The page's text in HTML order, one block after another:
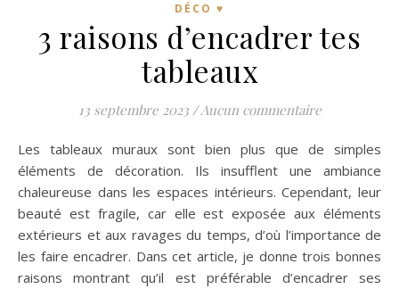
DÉCO ♥
3 raisons d’encadrer tes
tableaux
13 septembre 2023 /Aucun commentaire
Les tableaux muraux sont bien plus que de simples
éléments de décoration. Ils insufflent une ambiance
chaleureuse dans les espaces intérieurs. Cependant, leur
beauté est fragile, car elle est exposée aux éléments
extérieurs et aux ravages du temps, d’où l’importance de
les faire encadrer. Dans cet article, je donne trois bonnes
raisons montrant qu’il est préférable d’encadrer ses